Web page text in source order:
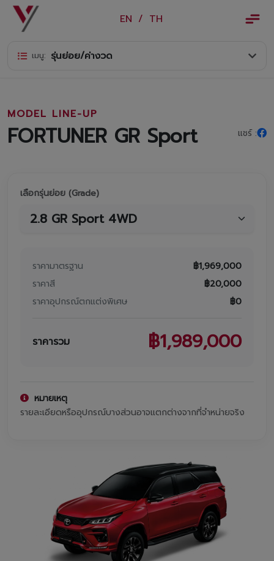
EN / TH ×
ข้อมูลวรจักร์ยนต์
ปฏิทินกิจกรรมและวันหยุด
ข่าว
รุ่นรถ
ศูนย์บริการและอะไหล่
โปรโมชั่น
โปรโมชั่น
โปรโมชั่นบริการหลังการขาย
เมนู: รุ่นย่อย/ค่างวด
MODEL LINE-UP
FORTUNER GR Sport แชร์ :
เลือกรุ่นย่อย (Grade)
ราคามาตรฐาน ฿1,969,000
ราคาสี
฿20,000
ราคาอุปกรณ์ตกแต่งพิเศษ
฿0
ราคารวม ฿1,989,000
หมายเหตุ
รายละเอียดหรืออุปกรณ์บางส่วนอาจแตกต่างจากที่จำหน่ายจริง